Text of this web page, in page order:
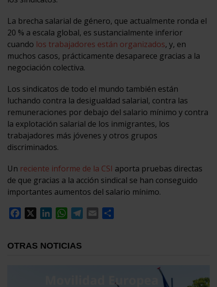
La brecha salarial de género, que actualmente ronda el
20 % a escala global, es sustancialmente inferior
cuando los trabajadores están organizados, y, en
muchos casos, prácticamente desaparece gracias a la
negociación colectiva.
Los sindicatos de todo el mundo también están
luchando contra la desigualdad salarial, contra las
remuneraciones por debajo del salario mínimo y contra
la explotación salarial de los inmigrantes, los
trabajadores más jóvenes y otros grupos
discriminados.
Un reciente informe de la CSI aporta pruebas directas
de que gracias a la acción sindical se han conseguido
importantes aumentos del salario mínimo.
Facebook
LinkedInWhatsApp
Telegram
Email
OTRAS NOTICIAS